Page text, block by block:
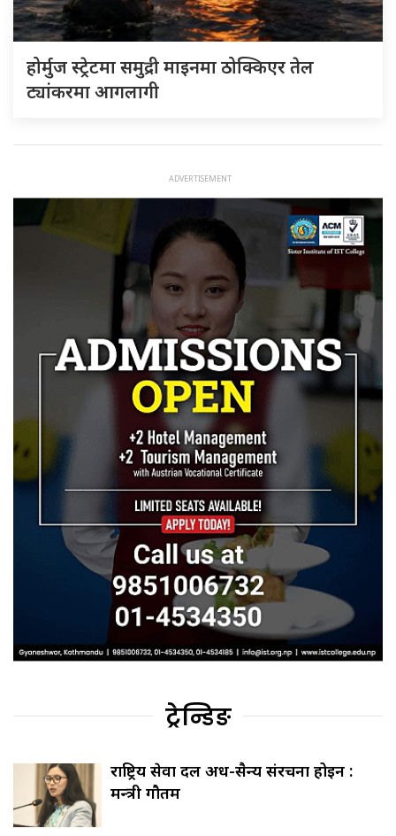
होर्मुज स्ट्रेटमा समुद्री माइनमा ठोक्किएर तेल
ट्यांकरमा आगलागी
ट्रेन्डिङ
राष्ट्रिय सेवा दल अर्ध-सैन्य संरचना होइन :
मन्त्री गौतम